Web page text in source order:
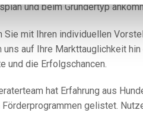
und beim Gründertyp
Sie mit Ihren individuellen
uns auf Ihre Markttauglichkeit
und die Erfolgschancen.
hat Erfahrung aus
gelistet.